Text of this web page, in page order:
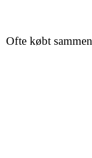
Ofte købt sammen